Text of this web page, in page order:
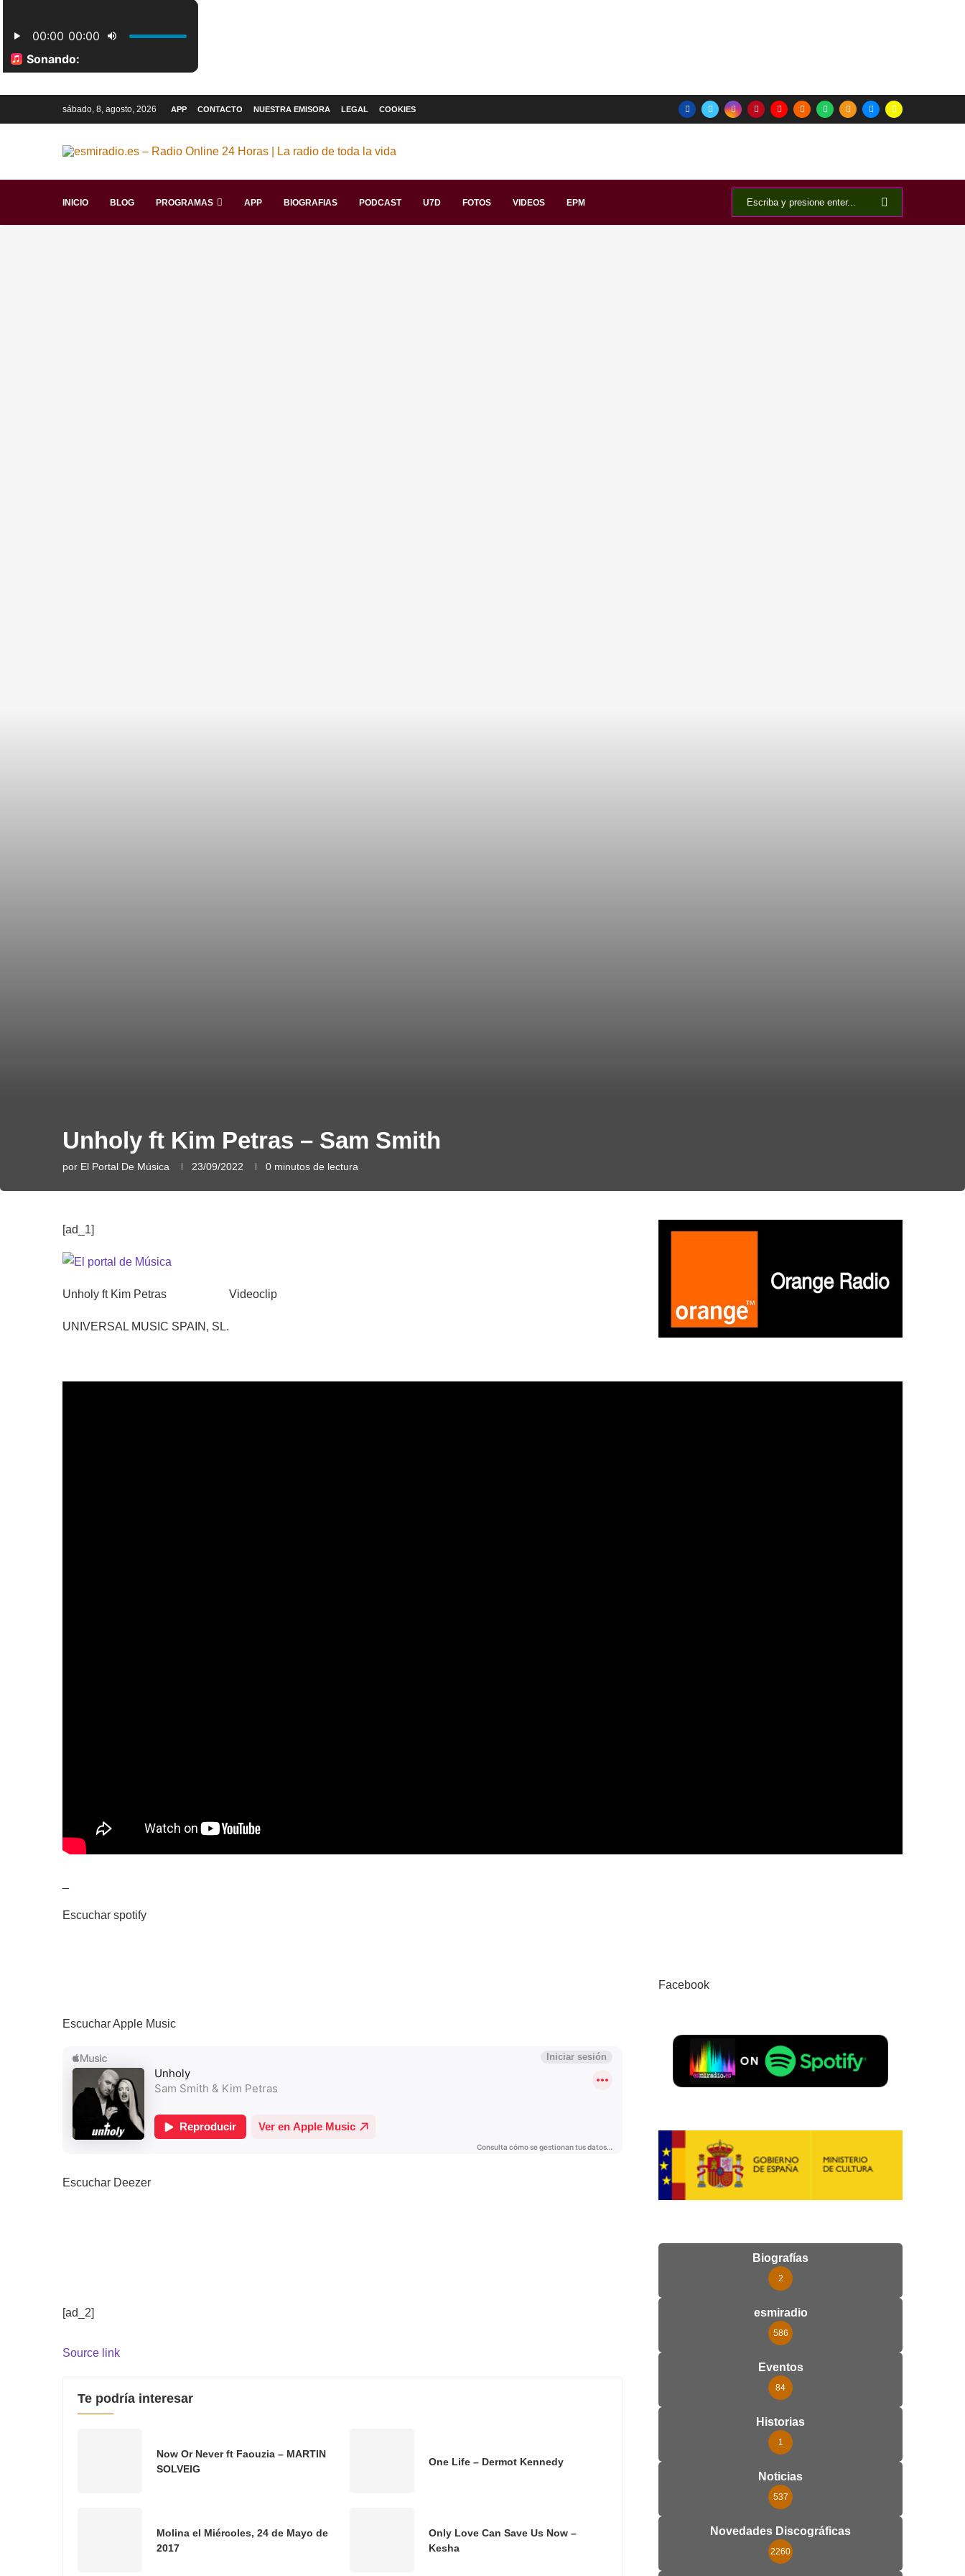
sábado, 8, agosto, 2026 APP CONTACTO NUESTRA EMISORA LEGAL COOKIES
INICIO BLOG PROGRAMAS APP BIOGRAFIAS PODCAST U7D FOTOS VIDEOS EPM
Unholy ft Kim Petras – Sam Smith
por El Portal De Música 23/09/2022 0 minutos de lectura
[ad_1]
Unholy ft Kim Petras
UNIVERSAL MUSIC SPAIN, SL.
Videoclip
Escuchar spotify
Escuchar Apple Music
Escuchar Deezer
[ad_2]
Source link
Te podría interesar
Now Or Never ft Faouzia – MARTIN
SOLVEIG
One Life – Dermot Kennedy
Molina el Miércoles, 24 de Mayo de
2017
Only Love Can Save Us Now –
Kesha
Facebook
Biografías
2
esmiradio
586
Eventos
84
Historias
1
Noticias
537
Novedades Discográficas
2260